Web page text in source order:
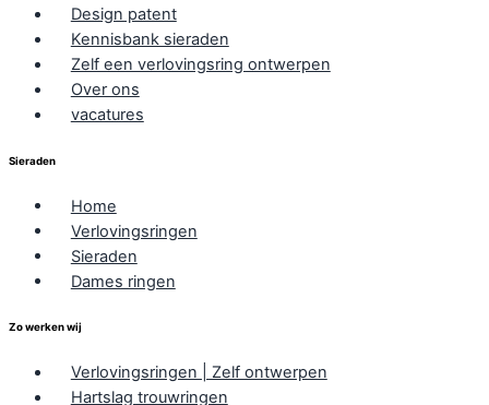
Design patent
Kennisbank sieraden
Zelf een verlovingsring ontwerpen
Over ons
vacatures
Sieraden
Home
Verlovingsringen
Sieraden
Dames ringen
Zo werken wij
Verlovingsringen | Zelf ontwerpen
Hartslag trouwringen